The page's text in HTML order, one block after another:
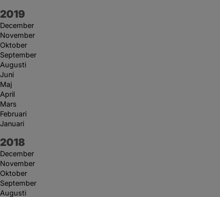
År:
2019
December
November
Oktober
September
Augusti
Juni
Maj
April
Mars
Februari
Januari
År:
2018
December
November
Oktober
September
Augusti